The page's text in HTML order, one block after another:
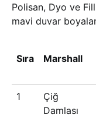
Polisan, Dyo ve
mavi duvar
Sıra Marshall
1
Çiğ
Damlası